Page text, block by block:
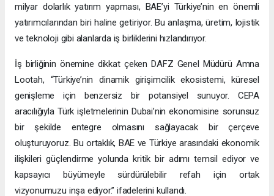
milyar dolarlık yatırım yapması, BAE’yi Türkiye’nin en önemli
yatırımcılarından biri haline getiriyor. Bu anlaşma, üretim, lojistik
ve teknoloji gibi alanlarda iş birliklerini hızlandırıyor.
İş birliğinin önemine dikkat çeken DAFZ Genel Müdürü Amna
Lootah, “Türkiye’nin dinamik girişimcilik ekosistemi, küresel
genişleme için benzersiz bir potansiyel sunuyor. CEPA
aracılığıyla Türk işletmelerinin Dubai’nin ekonomisine sorunsuz
bir şekilde entegre olmasını sağlayacak bir çerçeve
oluşturuyoruz. Bu ortaklık, BAE ve Türkiye arasındaki ekonomik
ilişkileri güçlendirme yolunda kritik bir adımı temsil ediyor ve
kapsayıcı büyümeyle sürdürülebilir refah için ortak
vizyonumuzu inşa ediyor.” ifadelerini kullandı.